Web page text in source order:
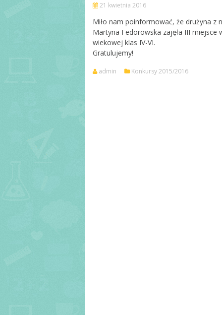
RODO
21 kwietnia 2016
Miło nam poinformować, że drużyna z
Martyna Fedorowska zajęła III miejsce
wiekowej klas IV-VI.
Gratulujemy!
admin Konkursy 2015/2016